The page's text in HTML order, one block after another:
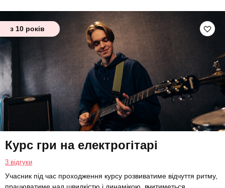
з 10 років
Курс гри на електрогітарі
3 відгуки
Учасник під час проходження курсу розвиватиме відчуття ритму,
працюватиме над швидкістю і динамікою, вчитиметься